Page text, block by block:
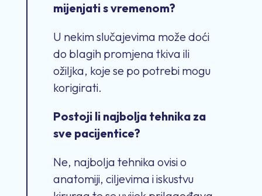
mijenjati s vremenom?
U nekim slučajevima može doći
do blagih promjena tkiva ili
ožiljka, koje se po potrebi mogu
korigirati.
Postoji li najbolja tehnika za
sve pacijentice?
Ne, najbolja tehnika ovisi o
anatomiji, ciljevima i iskustvu